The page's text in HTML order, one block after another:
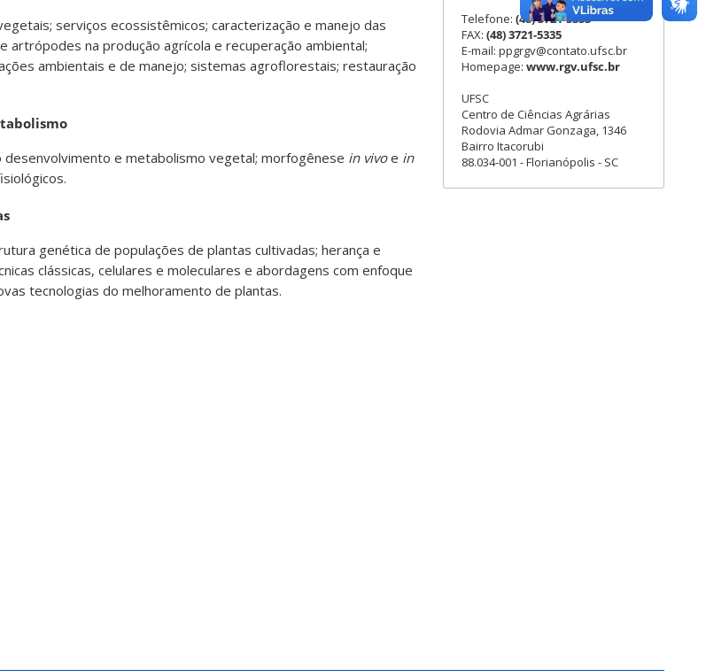
serviços ecossistêmicos; caracterização e manejo das
artrópodes na produção agrícola e recuperação ambiental;
ambientais e de manejo; sistemas agroflorestais; restauração
e metabolismo vegetal; morfogênese in vivoe in
genética de populações de plantas cultivadas; herança e
clássicas, celulares e moleculares e abordagens com enfoque
tecnologias do melhoramento de plantas.
Telefone: (48) 3721-5333
FAX: (48) 3721-5335
E-mail: ppgrgv@contato.ufsc.br
Homepage: www.rgv.ufsc.br
UFSC
Centro de Ciências Agrárias
Rodovia Admar Gonzaga, 1346
Bairro Itacorubi
88.034-001 - Florianópolis - SC